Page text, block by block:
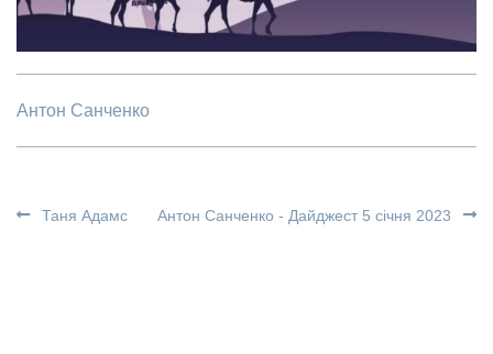
Антон Санченко
Таня Адамс Антон Санченко - Дайджест 5 січня 2023